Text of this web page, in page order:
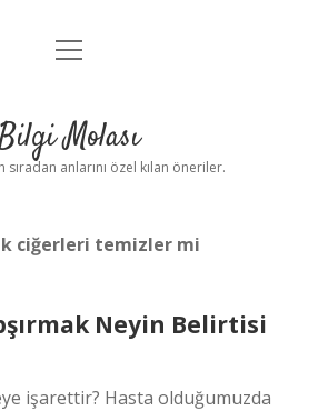
Anasayfa
Yasal Uyarı
menüyü
Molası
sıradan anlarını özel kılan öneriler.
ciğerleri temizler mi
Neyin Belirtisi
işarettir? Hasta olduğumuzda